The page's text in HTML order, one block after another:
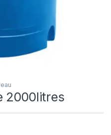
2000litres